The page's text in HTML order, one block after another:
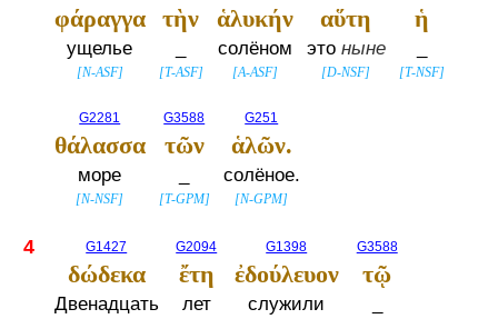
φάραγγα
ущелье
[N-ASF]
τὴν
[T-ASF]
ἁλυκήν
солёном
[A-ASF]
αὕτη
это ныне
[D-NSF]
ἡ
[T-NSF]
G2281
θάλασσα
море
[N-NSF]
G3588
τῶν
[T-GPM]
G251
ἁλῶν.
солёное.
[N-GPM]
4 G1427
δώδεκα
Двенадцать
G2094
ἔτη
лет
G1398
ἐδούλευον
служили
G3588
τῷ